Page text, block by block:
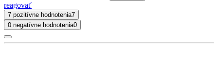
reagovať
7 pozitívne hodnotenia7
0 negatívne hodnotenia0